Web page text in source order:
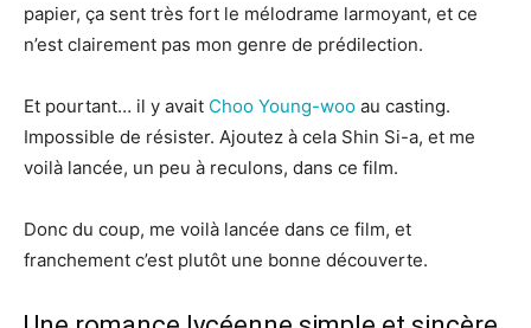
papier, ça sent très fort le mélodrame larmoyant, et ce
n’est clairement pas mon genre de prédilection.
Et pourtant… il y avait Choo Young-woo au casting.
Impossible de résister. Ajoutez à cela Shin Si-a, et me
voilà lancée, un peu à reculons, dans ce film.
Donc du coup, me voilà lancée dans ce film, et
franchement c’est plutôt une bonne découverte.